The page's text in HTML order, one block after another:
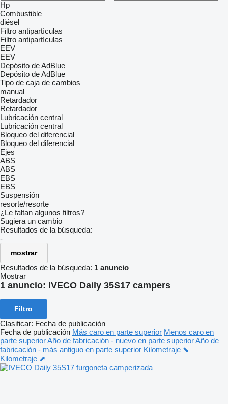
Hp
Combustible
diésel
Filtro antipartículas
Filtro antipartículas
EEV
EEV
Depósito de AdBlue
Depósito de AdBlue
Tipo de caja de cambios
manual
Retardador
Retardador
Lubricación central
Lubricación central
Bloqueo del diferencial
Bloqueo del diferencial
Ejes
ABS
ABS
EBS
EBS
Suspensión
resorte/resorte
¿Le faltan algunos filtros?
Sugiera un cambio
Resultados de la búsqueda:
-
mostrar
Resultados de la búsqueda: 1 anuncio
Mostrar
1 anuncio: IVECO Daily 35S17 campers
Filtro
Clasificar: Fecha de publicación
Fecha de publicación Más caro en parte superior Menos caro en
parte superiorAño de fabricación - nuevo en parte superiorAño de
fabricación - más antiguo en parte superior Kilometraje ⬊
Kilometraje ⬈